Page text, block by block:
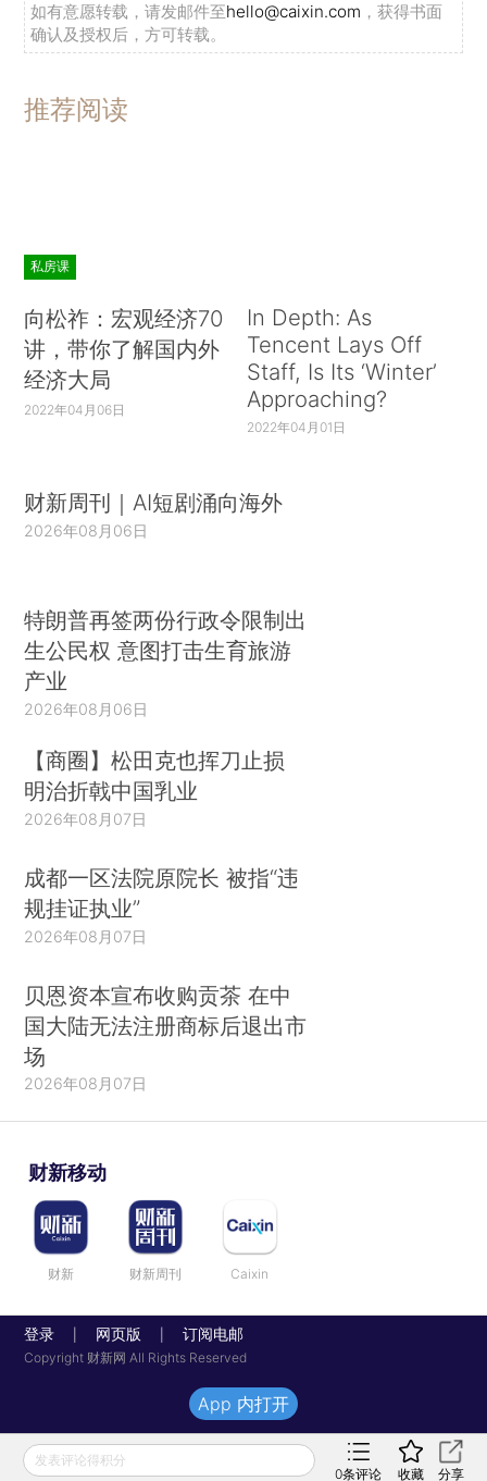
如有意愿转载，请发邮件至hello@caixin.com ，获得书面
确认及授权后，方可转载。
推荐阅读
私房课
向松祚：宏观经济70
讲，带你了解国内外
经济大局
2022年04月06日
In Depth: As
Tencent Lays Off
Staff, Is Its ‘Winter’
Approaching?
2022年04月01日
财新周刊｜AI短剧涌向海外
2026年08月06日
特朗普再签两份行政令限制出
生公民权 意图打击生育旅游
产业
2026年08月06日
【商圈】松田克也挥刀止损
明治折戟中国乳业
2026年08月07日
成都一区法院原院长 被指“违
规挂证执业”
2026年08月07日
贝恩资本宣布收购贡茶 在中
国大陆无法注册商标后退出市
场
2026年08月07日
财新移动
财新 财新周刊 Caixin
登录 网页版 订阅电邮
Copyright 财新网 All Rights Reserved
发表评论得积分
0条评论 收藏 分享
App 内打开